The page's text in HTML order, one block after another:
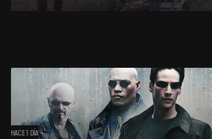
HACE 1 DÍA